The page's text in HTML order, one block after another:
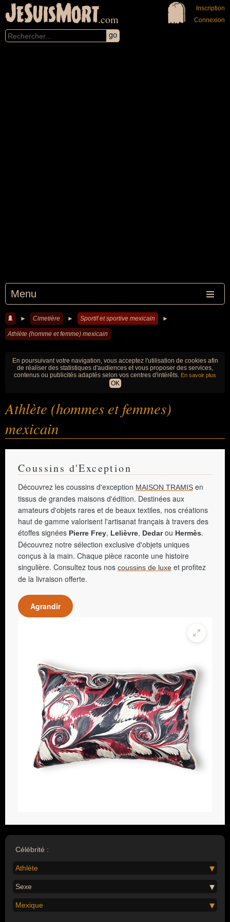
JeSuisMort.com
Menu
Inscription
Connexion
► Cimetière ► Sportif et sportive mexicain ►
Athlète (homme et femme) mexicain
En poursuivant votre navigation, vous acceptez l'utilisation de cookies afin
de réaliser des statistiques d'audiences et vous proposer des services,
contenus ou publicités adaptés selon vos centres d'intérêts. En savoir plus
OK
Athlète (hommes et femmes)
mexicain
Coussins d'Exception
Découvrez les coussins d'exception MAISON TRAMIS en
tissus de grandes maisons d'édition. Destinées aux
amateurs d'objets rares et de beaux textiles, nos créations
haut de gamme valorisent l'artisanat français à travers des
étoffes signées Pierre Frey, Lelièvre, Dedarou Hermès.
Découvrez notre sélection exclusive d'objets uniques
conçus à la main. Chaque pièce raconte une histoire
singulière. Consultez tous nos coussins de luxe et profitez
de la livraison offerte.
Agrandir
Célébrité :
Athlète
Sexe
Mexique